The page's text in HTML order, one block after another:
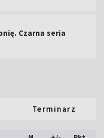
Czarna seria
Terminarz